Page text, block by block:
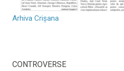
Arhiva Crișana
CONTROVERSE